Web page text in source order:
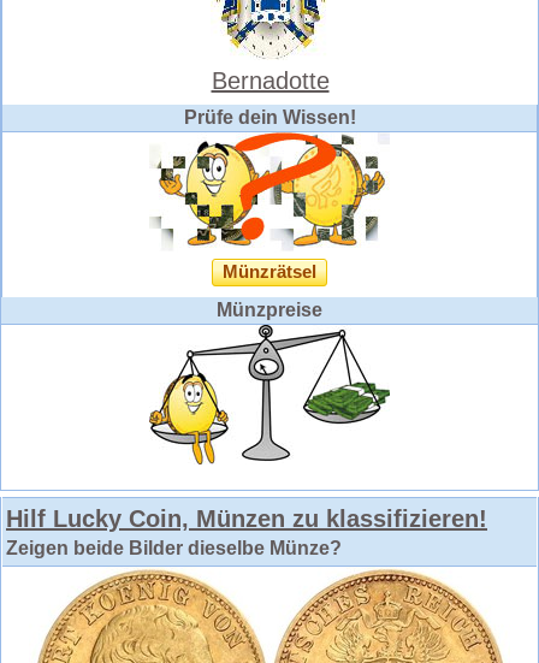
Bernadotte
Prüfe dein Wissen!
Münzrätsel
Münzpreise
Hilf Lucky Coin, Münzen zu klassifizieren!
Zeigen beide Bilder dieselbe Münze?